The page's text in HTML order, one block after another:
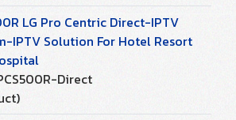
LG Pro Centric Direct-IPTV
IPTV Solution For Hotel Resort
Direct